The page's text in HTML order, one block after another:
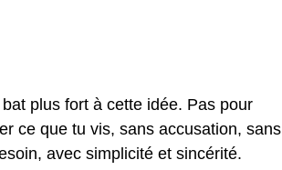
plus fort à cette idée. Pas pour
ce que tu vis, sans accusation, sans
avec simplicité et sincérité.